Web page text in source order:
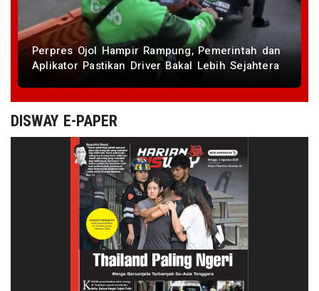
Perpres Ojol Hampir Rampung, Pemerintah dan
Aplikator Pastikan Driver Bakal Lebih Sejahtera
DISWAY E-PAPER